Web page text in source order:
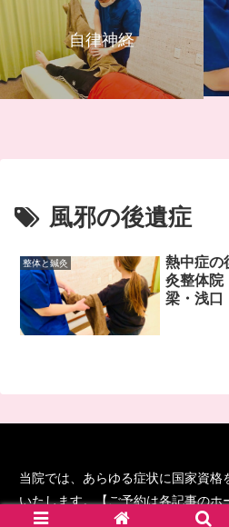
自律神経
風邪の後遺症
整体と鍼灸
熱中症の
灸整体院
梁・浅口
当院では、あらゆる症状に国家資
いたします。【ご予約は各記事のホ
します！】